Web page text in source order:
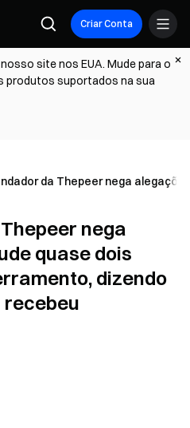
Criar Conta
site nos EUA. Mude para o
produtos suportados na sua
da Thepeer nega
nega
quase dois
dizendo
recebeu